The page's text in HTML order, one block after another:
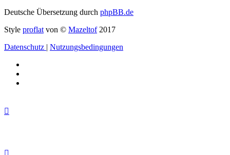
Deutsche Übersetzung durch phpBB.de
Style proflatvon © Mazeltof2017
Datenschutz
Nutzungsbedingungen